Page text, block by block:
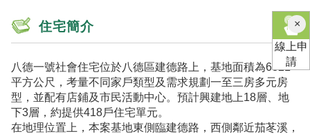
住宅簡介
八德一號社會住宅位於八德區建德路上，基地面積為6821
平方公尺，考量不同家戶類型及需求規劃一至三房多元房
型，並配有店鋪及市民活動中心。預計興建地上18層、地
下3層，約提供418戶住宅單元。
在地理位置上，本案基地東側臨建德路，西側鄰近茄苳溪，
×關
閉
線上申
請